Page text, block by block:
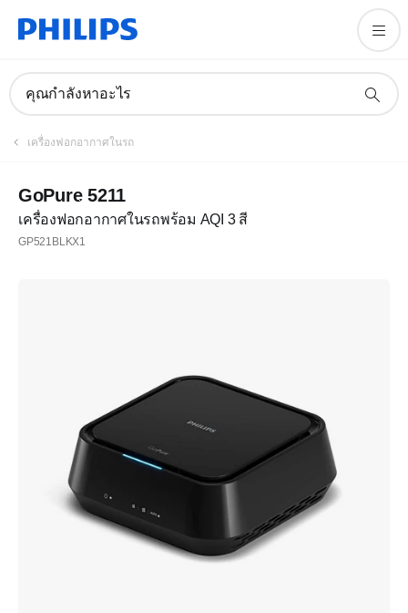
คุณกำลังหาอะไร
เครื่องฟอกอากาศในรถ
GoPure 5211
เครื่องฟอกอากาศในรถพร้อม AQI 3 สี
GP521BLKX1